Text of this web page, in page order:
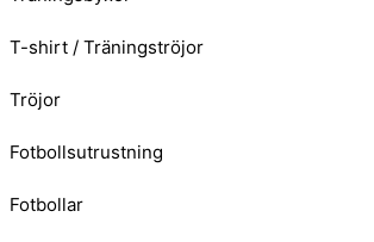
T-shirt / Träningströjor
Tröjor
Fotbollsutrustning
Fotbollar